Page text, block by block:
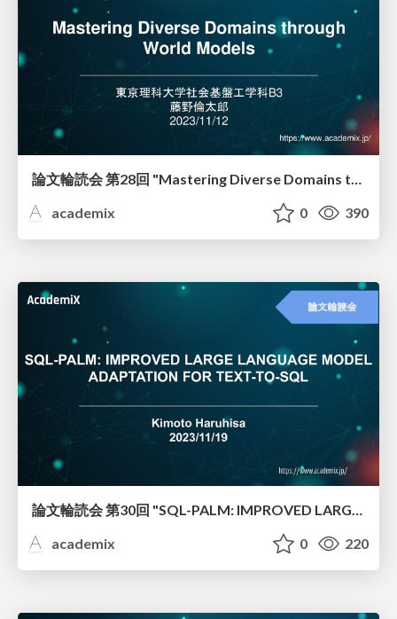
論文輪読会 第28回 "Mastering Diverse Domains through World Models"
academix
0 390
academix
0 220